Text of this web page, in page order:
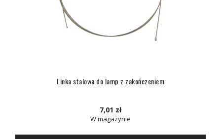
Linka stalowa do lamp z zakończeniem
7,01 zł
W magazynie